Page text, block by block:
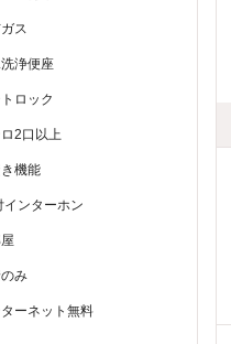
ス
浄便座
ロック
2口以上
機能
インターホン
み
ーネット無料